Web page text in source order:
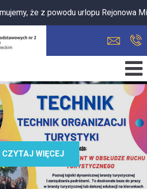
że z powodu urlopu Rejonowa
CZYTAJ WIĘCEJ